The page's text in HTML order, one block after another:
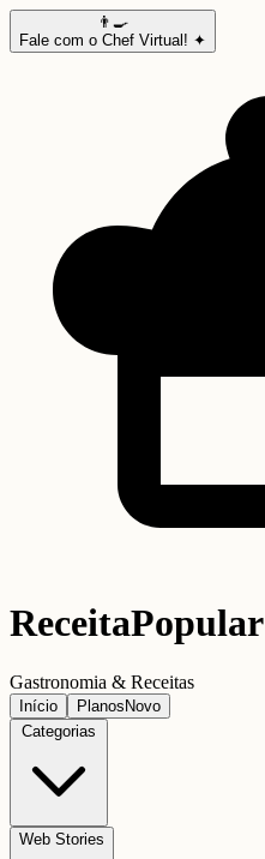
👨‍🍳
Fale com o Chef Virtual! ✦
ReceitaPopular
Gastronomia & Receitas
Início Planos Novo
Categorias
Web Stories